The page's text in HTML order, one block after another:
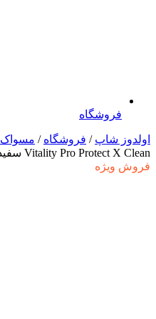
فروشگاه
اولدوز شاپ / فروشگاه / مسواک
Vitality Pro Protect X Clean سفید
فروش ویژه